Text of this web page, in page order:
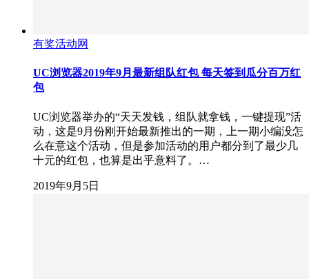
有奖活动网
UC浏览器2019年9月最新组队红包 每天签到瓜分百万红
包
UC浏览器举办的“天天发钱，组队就拿钱，一键提现”活
动，这是9月份刚开始最新推出的一期，上一期小编没怎
么在意这个活动，但是参加活动的用户都分到了最少几
十元的红包，也算是出乎意料了。…
2019年9月5日